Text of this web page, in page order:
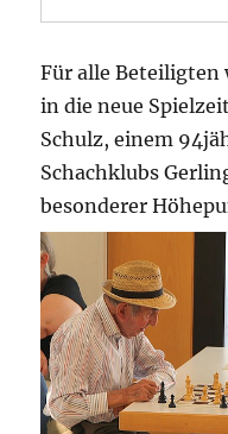
Für alle Beteiligten
in die neue
Schulz, einem
Schachklubs
besonderer